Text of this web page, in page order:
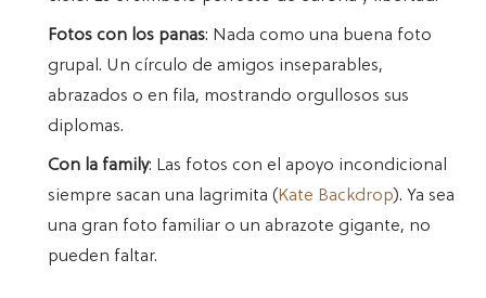
Fotos con los panas: Nada como una buena foto
grupal. Un círculo de amigos inseparables,
abrazados o en fila, mostrando orgullosos sus
diplomas.
Con la family: Las fotos con el apoyo incondicional
siempre sacan una lagrimita (Kate Backdrop). Ya sea
una gran foto familiar o un abrazote gigante, no
pueden faltar.